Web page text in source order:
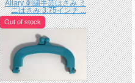
Allary 刺繍手芸はさみ ミ
ニはさみ 3.75インチ ...
Out of stock